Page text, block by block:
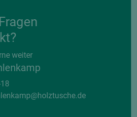
weiter